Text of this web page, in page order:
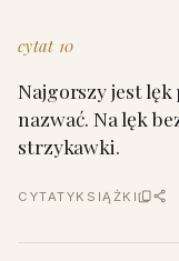
cytat 10
Najgorszy jest
nazwać. Na lęk
strzykawki.
CYTATYKSIĄŻKI